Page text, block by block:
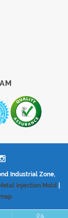
Industrial Zone,
Injection Mold